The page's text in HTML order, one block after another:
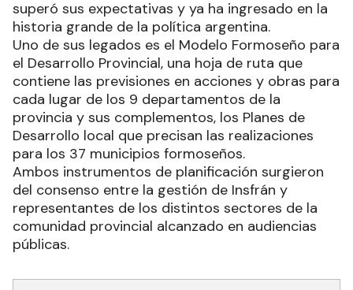
superó sus expectativas y ya ha ingresado en la
historia grande de la política argentina.
Uno de sus legados es el Modelo Formoseño para
el Desarrollo Provincial, una hoja de ruta que
contiene las previsiones en acciones y obras para
cada lugar de los 9 departamentos de la
provincia y sus complementos, los Planes de
Desarrollo local que precisan las realizaciones
para los 37 municipios formoseños.
Ambos instrumentos de planificación surgieron
del consenso entre la gestión de Insfrán y
representantes de los distintos sectores de la
comunidad provincial alcanzado en audiencias
públicas.